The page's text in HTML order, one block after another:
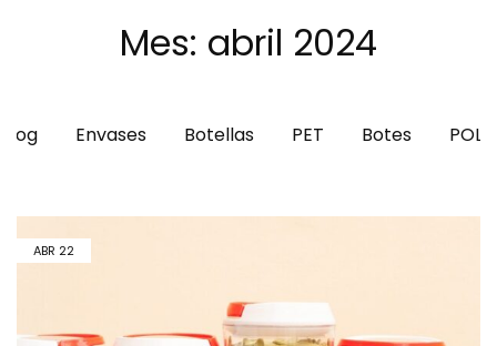
Mes: abril 2024
Blog Envases Botellas PET Botes
ABR 22